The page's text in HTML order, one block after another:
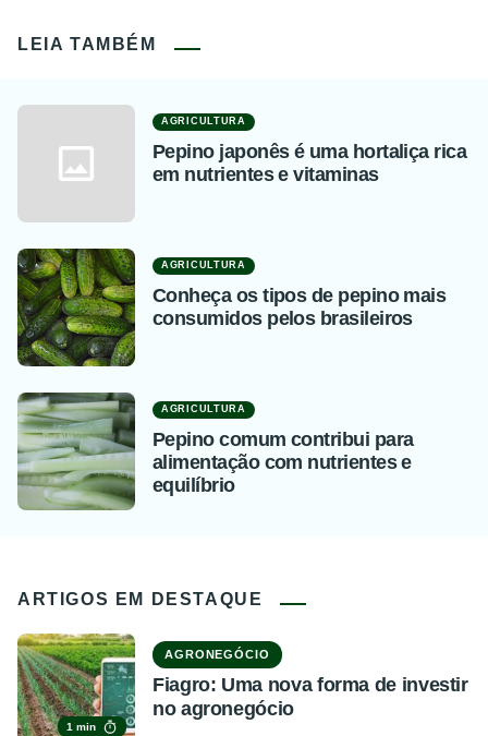
LEIA TAMBÉM
AGRICULTURA
Pepino japonês é uma hortaliça rica
em nutrientes e vitaminas
AGRICULTURA
Conheça os tipos de pepino mais
consumidos pelos brasileiros
AGRICULTURA
Pepino comum contribui para
alimentação com nutrientes e
equilíbrio
ARTIGOS EM DESTAQUE
1 min
AGRONEGÓCIO
Fiagro: Uma nova forma de investir
no agronegócio